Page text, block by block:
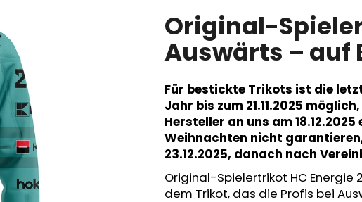
Produktbewertung
ist
5,0
von
Sternen.
Original-
Auswärts – auf
Für bestickte Trikots ist die
Jahr bis zum 21.11.2025
Hersteller an uns am
Weihnachten nicht
23.12.2025, danach nach
Original-Spielertrikot HC Energie
dem Trikot, das die Profis bei
SUCHEN